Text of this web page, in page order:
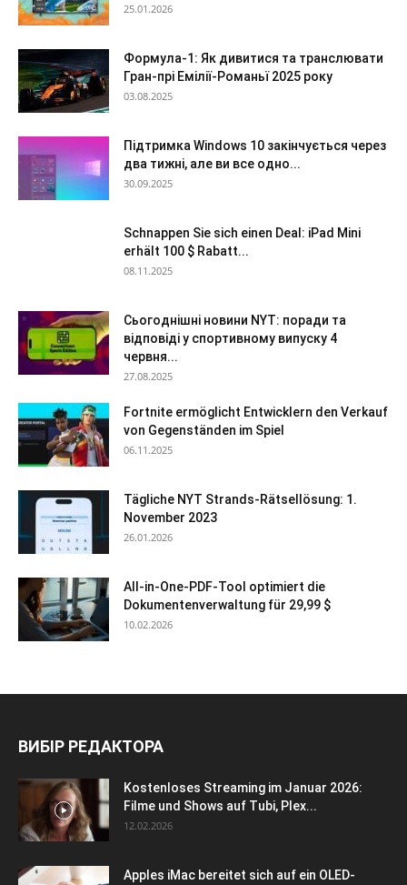
25.01.2026
Формула-1: Як дивитися та транслювати
Гран-прі Емілії-Романьї 2025 року
03.08.2025
Підтримка Windows 10 закінчується через
два тижні, але ви все одно...
30.09.2025
Schnappen Sie sich einen Deal: iPad Mini
erhält 100 $ Rabatt...
08.11.2025
Сьогоднішні новини NYT: поради та
відповіді у спортивному випуску 4
червня...
27.08.2025
Fortnite ermöglicht Entwicklern den Verkauf
von Gegenständen im Spiel
06.11.2025
Tägliche NYT Strands-Rätsellösung: 1.
November 2023
26.01.2026
All-in-One-PDF-Tool optimiert die
Dokumentenverwaltung für 29,99 $
10.02.2026
ВИБІР РЕДАКТОРА
Kostenloses Streaming im Januar 2026:
Filme und Shows auf Tubi, Plex...
12.02.2026
Apples iMac bereitet sich auf ein OLED-